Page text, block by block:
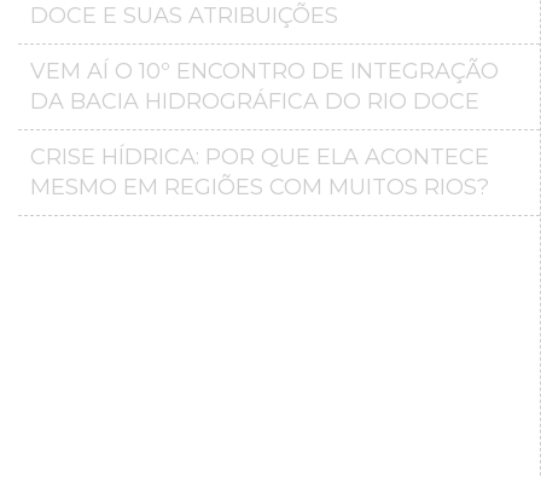
DOCE E SUAS ATRIBUIÇÕES
VEM AÍ O 10º ENCONTRO DE INTEGRAÇÃO
DA BACIA HIDROGRÁFICA DO RIO DOCE
CRISE HÍDRICA: POR QUE ELA ACONTECE
MESMO EM REGIÕES COM MUITOS RIOS?